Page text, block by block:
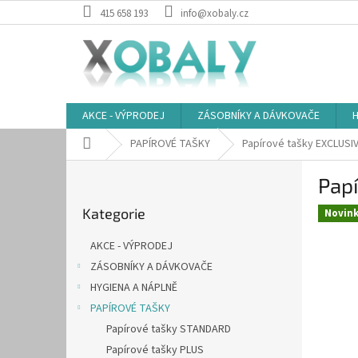
na
415 658 193 info@xobaly.cz
AKCE - VÝPRODEJ ZÁSOBNÍKY A DÁVKOVAČE
Domů PAPÍROVÉ TAŠKY Papírové tašky
kategorie
Kategorie
AKCE - VÝPRODEJ
ZÁSOBNÍKY A DÁVKOVAČE
HYGIENA A NÁPLNĚ
PAPÍROVÉ TAŠKY
Papírové tašky STANDARD
Papírové tašky PLUS